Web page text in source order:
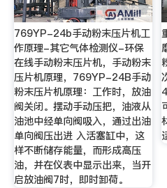
769YP-24b手动粉末压片机工
作原理-其它气体检测仪-环保
在线手动粉末压片机，手动粉末
压片机原理，769YP-24B手动
粉末压片机原理：工作时，放油
阀关闭。摆动手动压把，油液从
油池中经单向阀吸入，通过出油
单向阀压出进 入活塞缸中，这
样不断储存能量，而形成高压
油，并在仪表中显示出来，当开
启放油阀7时，即时卸荷。